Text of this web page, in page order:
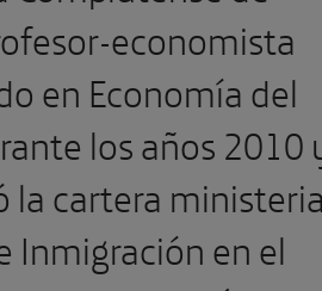
economista
en Economía del
los años 2010
la cartera
Inmigración en el